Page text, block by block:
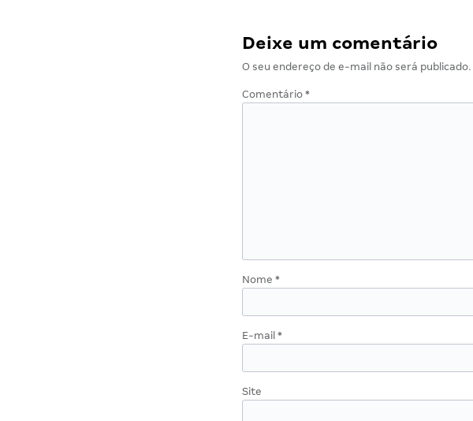
Deixe um comentário
O seu endereço de e-mail não será publicado.
Comentário *
Nome *
E-mail *
Site